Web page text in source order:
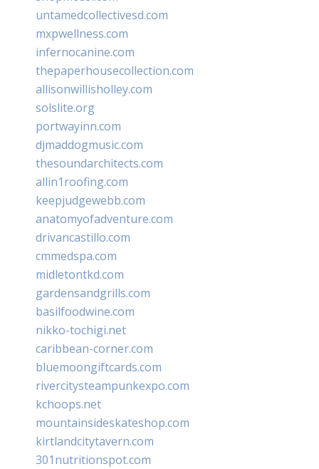
untamedcollectivesd.com
mxpwellness.com
infernocanine.com
thepaperhousecollection.com
allisonwillisholley.com
solslite.org
portwayinn.com
djmaddogmusic.com
thesoundarchitects.com
allin1roofing.com
keepjudgewebb.com
anatomyofadventure.com
drivancastillo.com
cmmedspa.com
midletontkd.com
gardensandgrills.com
basilfoodwine.com
nikko-tochigi.net
caribbean-corner.com
bluemoongiftcards.com
rivercitysteampunkexpo.com
kchoops.net
mountainsideskateshop.com
kirtlandcitytavern.com
301nutritionspot.com